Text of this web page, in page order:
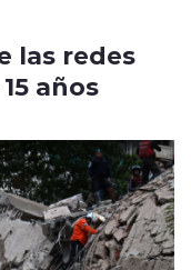
las redes
años